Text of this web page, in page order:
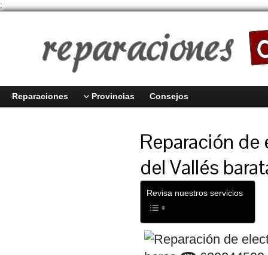
;
Reparaciones Provincias Consejos
Reparación
del Vallés
Revisa nuestros servicios